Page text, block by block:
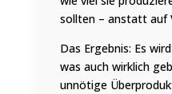
sollten – anstatt auf
Das Ergebnis: Es
was auch wirklich
unnötige